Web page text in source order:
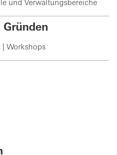
und Verwaltungsbereiche
Gründen
| Workshops